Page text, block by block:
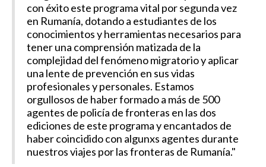
con éxito este programa vital por segunda vez
en Rumanía, dotando a estudiantes de los
conocimientos y herramientas necesarios para
tener una comprensión matizada de la
complejidad del fenómeno migratorio y aplicar
una lente de prevención en sus vidas
profesionales y personales. Estamos
orgullosos de haber formado a más de 500
agentes de policía de fronteras en las dos
ediciones de este programa y encantados de
haber coincidido con algunxs agentes durante
nuestros viajes por las fronteras de Rumanía."